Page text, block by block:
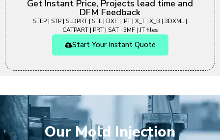
Get Instant Price, Projects lead time and
DFM Feedback
STEP | STP | SLDPRT | STL | DXF | IPT | X_T | X_B | 3DXML |
CATPART | PRT | SAT | 3MF | JT files
Start Your Instant Quote
Our Mold Injection